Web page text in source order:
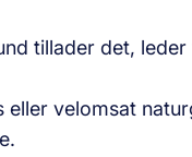
tillader det,
eller velomsat